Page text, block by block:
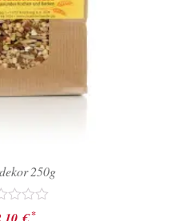
250g
*